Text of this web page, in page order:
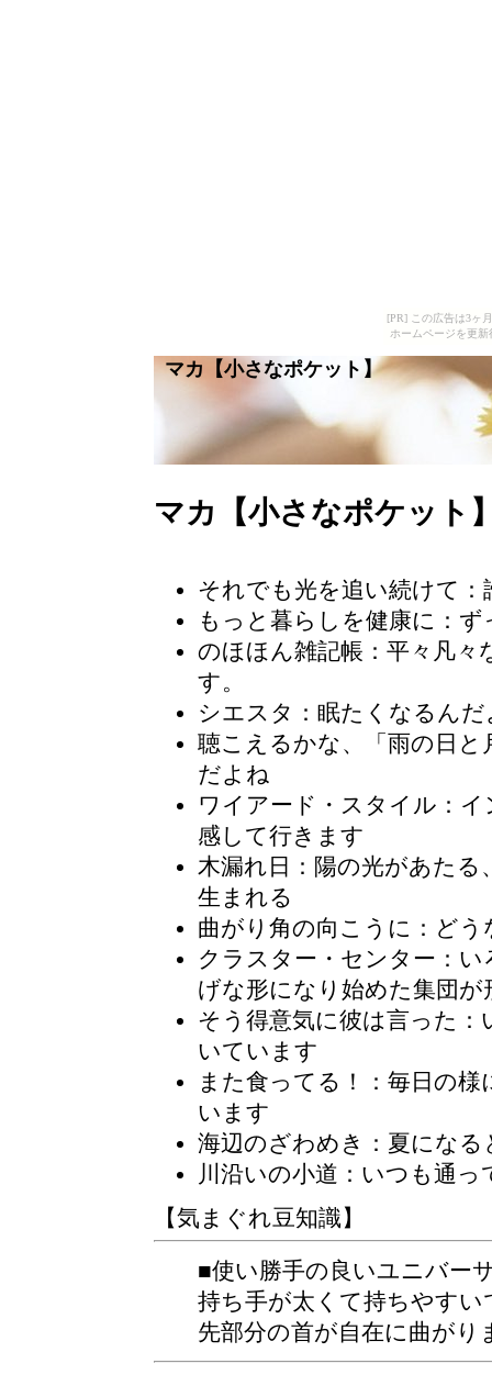
[PR] この広告は3ヶ
ホームページを更
マカ【小さなポケット】
マカ【小さなポケット
それでも光を追い続けて
もっと暮らしを健康に：
のほほん雑記帳 ：平々凡
す。
シエスタ：眠たくなるん
聴こえるかな、「雨の日
だよね
ワイアード・スタイル ：
感して行きます
木漏れ日 ：陽の光があた
生まれる
曲がり角の向こうに：ど
クラスター・センター ：
げな形になり始めた集団が
そう得意気に彼は言った
いています
また食ってる！：毎日の
います
海辺のざわめき：夏にな
川沿いの小道：いつも通
【気まぐれ豆知識】
■使い勝手の良いユニバー
持ち手が太くて持ちやすい
先部分の首が自在に曲がり